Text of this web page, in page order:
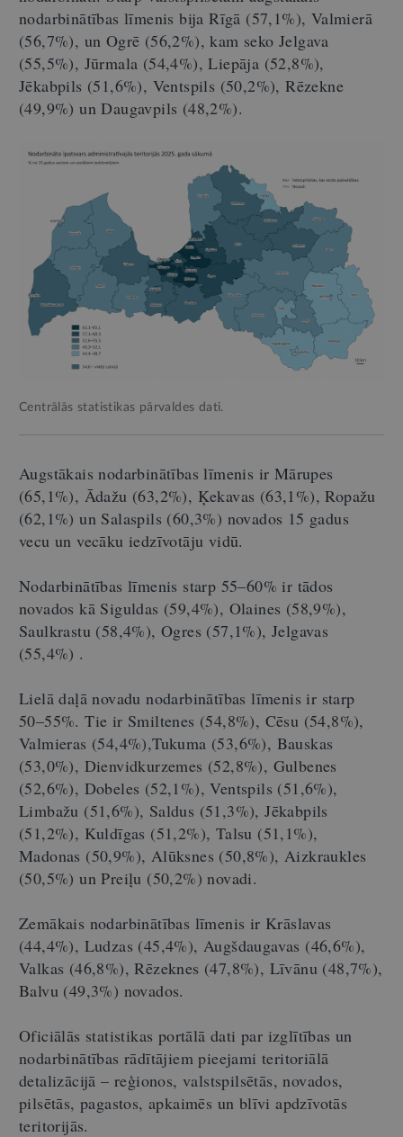
nodarbinātības līmenis bija Rīgā (57,1%), Valmierā
(56,7%), un Ogrē (56,2%), kam seko Jelgava
(55,5%), Jūrmala (54,4%), Liepāja (52,8%),
Jēkabpils (51,6%), Ventspils (50,2%), Rēzekne
(49,9%) un Daugavpils (48,2%).
Centrālās statistikas pārvaldes dati.
Augstākais nodarbinātības līmenis ir Mārupes
(65,1%), Ādažu (63,2%), Ķekavas (63,1%), Ropažu
(62,1%) un Salaspils (60,3%) novados 15 gadus
vecu un vecāku iedzīvotāju vidū.
Nodarbinātības līmenis starp 55–60% ir tādos
novados kā Siguldas (59,4%), Olaines (58,9%),
Saulkrastu (58,4%), Ogres (57,1%), Jelgavas
(55,4%) .
Lielā daļā novadu nodarbinātības līmenis ir starp
50–55%. Tie ir Smiltenes (54,8%), Cēsu (54,8%),
Valmieras (54,4%),Tukuma (53,6%), Bauskas
(53,0%), Dienvidkurzemes (52,8%), Gulbenes
(52,6%), Dobeles (52,1%), Ventspils (51,6%),
Limbažu (51,6%), Saldus (51,3%), Jēkabpils
(51,2%), Kuldīgas (51,2%), Talsu (51,1%),
Madonas (50,9%), Alūksnes (50,8%), Aizkraukles
(50,5%) un Preiļu (50,2%) novadi.
Zemākais nodarbinātības līmenis ir Krāslavas
(44,4%), Ludzas (45,4%), Augšdaugavas (46,6%),
Valkas (46,8%), Rēzeknes (47,8%), Līvānu (48,7%),
Balvu (49,3%) novados.
Oficiālās statistikas portālā dati par izglītības un
nodarbinātības rādītājiem pieejami teritoriālā
detalizācijā – reģionos, valstspilsētās, novados,
pilsētās, pagastos, apkaimēs un blīvi apdzīvotās
teritorijās.